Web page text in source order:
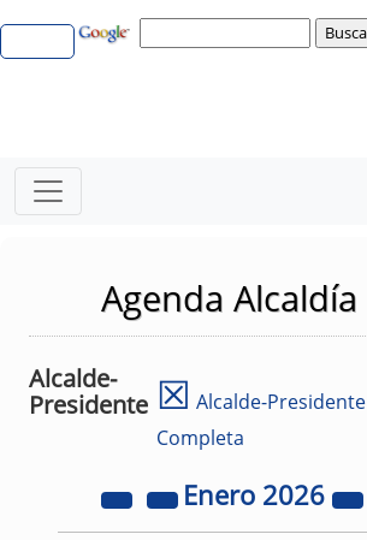
Agenda Alcaldía
Alcalde-
Presidente ☒ Alcalde-Presidente
Completa
Enero 2026